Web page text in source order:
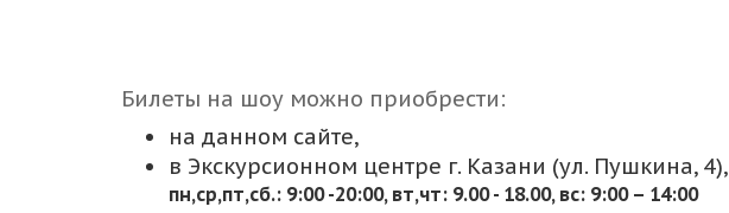
Билеты на шоу можно приобрести:
на данном сайте,
в Экскурсионном центре г. Казани (ул. Пушкина, 4),
пн,cр,пт,сб.: 9:00 -20:00, вт,чт: 9.00 - 18.00, вс: 9:00 – 14:00